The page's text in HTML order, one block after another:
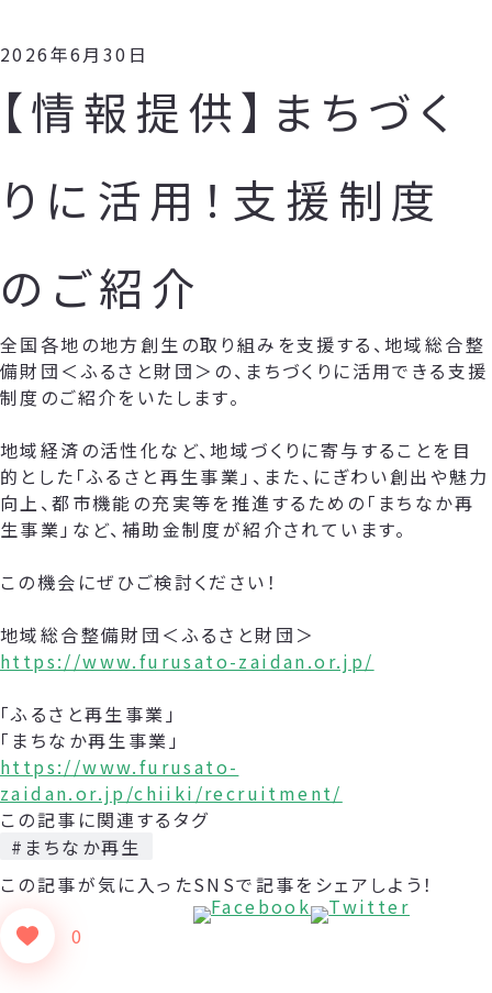
2026年6月30日
【情報提供】まちづく
りに活用！支援制度
のご紹介
全国各地の地方創生の取り組みを支援する、地域総合整
備財団＜ふるさと財団＞の、まちづくりに活用できる支援
制度のご紹介をいたします。
地域経済の活性化など、地域づくりに寄与することを目
的とした「ふるさと再生事業」、また、にぎわい創出や魅力
向上、都市機能の充実等を推進するための「まちなか再
生事業」など、補助金制度が紹介されています。
この機会にぜひご検討ください！
地域総合整備財団＜ふるさと財団＞
https://www.furusato-zaidan.or.jp/
「ふるさと再生事業」
「まちなか再生事業」
https://www.furusato-
zaidan.or.jp/chiiki/recruitment/
この記事に関連するタグ
#まちなか再生
この記事が気に入った
0
SNSで記事をシェアしよう！